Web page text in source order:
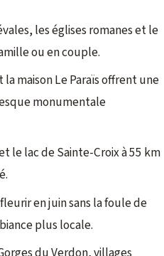
les églises romanes et le
ou en couple.
maison Le Paraïs offrent une
monumentale
le lac de Sainte-Croix à 55 km
en juin sans la foule de
plus locale.